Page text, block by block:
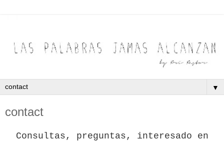
▼
contact
Consultas, preguntas, interesado en